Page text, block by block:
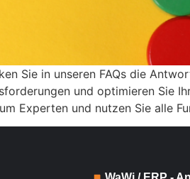
Sie in unseren FAQs die
und optimieren Sie
Experten und nutzen Sie alle